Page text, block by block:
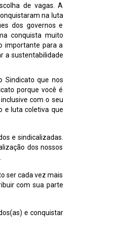
de vagas. A
na luta
dos governos e
conquista muito
importante para a
a sustentabilidade
Sindicato que nos
porque você é
com o seu
e luta coletiva que
e sindicalizadas.
dos nossos
ser cada vez mais
com sua parte
e conquistar